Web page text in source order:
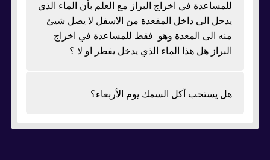
للمساعدة في اخراج البراز مع العلم بأن الماء الذي
يدحل الى داخل المقعدة من الاسفل لا يصل شيئ
منه الى المعدة وهو فقط للمساعدة في اخراج
البراز هل هذا الماء الذي يدخل يفطر او لا ؟
هل يستحب أكل السمك يوم الأربعاء؟